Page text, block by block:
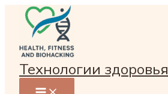
Перейти
содержимому
Технологии здоровья